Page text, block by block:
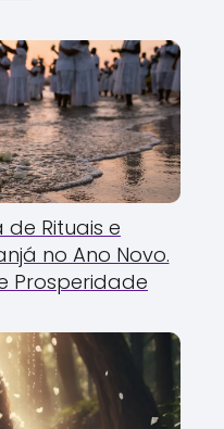
de Rituais e
no Ano Novo.
Prosperidade